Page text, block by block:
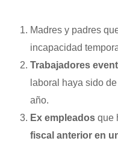
Madres y padres
incapacidad
Trabajadores
laboral haya sido
año.
Ex empleados que
fiscal anterior en